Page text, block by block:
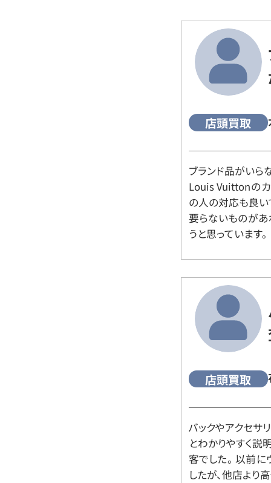
店頭買取
ブランド品がいら
Louis Vuittonの
の人の対応も良い
要らないものがあ
うと思っています。
店頭買取
バックやアクセサ
とわかりやすく説
客でした。 以前
したが、他店より